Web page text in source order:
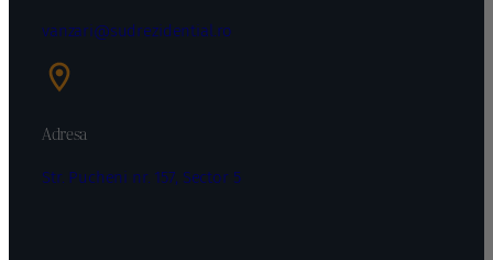
vanzari@sudrezidential.ro
Adresa
Str. Pucheni nr. 157, Sector 5